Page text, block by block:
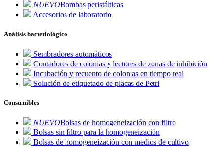
NUEVOBombas peristálticas
Accesorios de laboratorio
Análisis bacteriológico
Sembradores automáticos
Contadores de colonias y lectores de zonas de inhibición
Incubación y recuento de colonias en tiempo real
Solución de etiquetado de placas de Petri
Consumibles
NUEVOBolsas de homogeneización con filtro
Bolsas sin filtro para la homogeneización
Bolsas de homogeneización con medios de cultivo